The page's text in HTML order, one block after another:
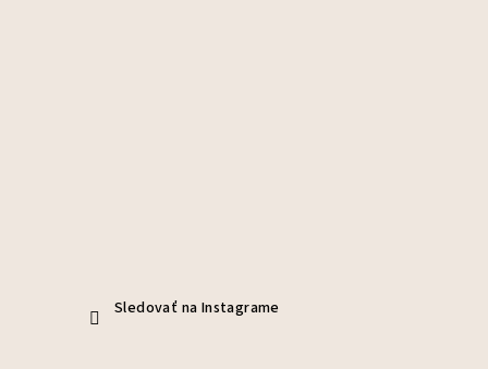
Sledovať na Instagrame